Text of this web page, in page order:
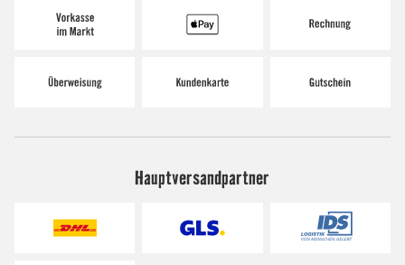
Hauptversandpartner